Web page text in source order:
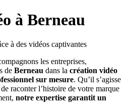
à Berneau
à des vidéos captivantes
les entreprises,
de Berneau dans la création vidéo
sur mesure. Qu’il s’agisse
raconter l’histoire de votre marque
notre expertise garantit un